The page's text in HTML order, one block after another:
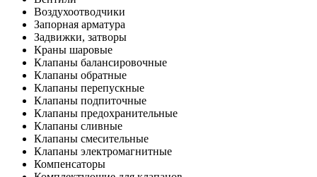
Воздухоотводчики
Запорная арматура
Задвижки, затворы
Краны шаровые
Клапаны балансировочные
Клапаны обратные
Клапаны перепускные
Клапаны подпиточные
Клапаны предохранительные
Клапаны сливные
Клапаны смесительные
Клапаны электромагнитные
Компенсаторы